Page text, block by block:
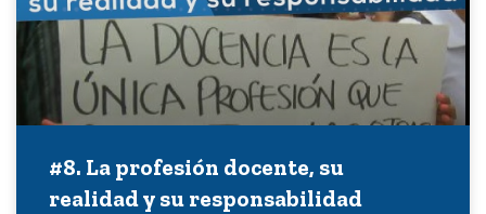
#8. La profesión docente, su
realidad y su responsabilidad